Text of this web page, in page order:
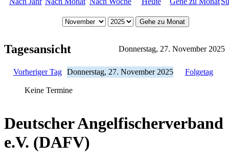
Gehe zu Monat
Tagesansicht Donnerstag, 27. November 2025
Vorheriger Tag Donnerstag, 27. November 2025 Folgetag
Keine Termine
Deutscher Angelfischerverband
e.V. (DAFV)